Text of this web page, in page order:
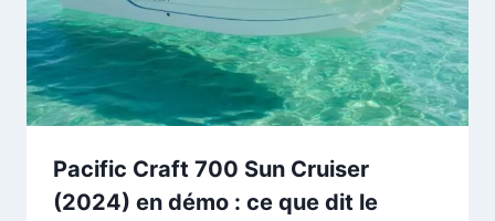
Pacific Craft 700 Sun Cruiser
(2024) en démo : ce que dit le